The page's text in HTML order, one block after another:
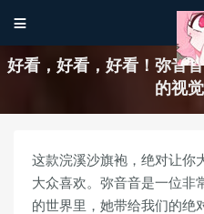

好看，好看，好看！弥音
的视觉
这款浣溪沙旗袍，绝对让你
大众喜欢。弥音音是一位非
的世界里，她带给我们的绝